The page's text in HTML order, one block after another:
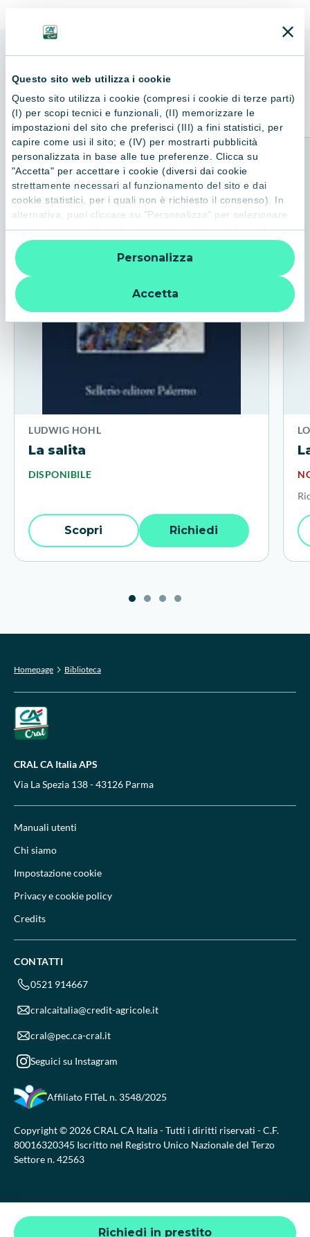
Questo sito web utilizza i cookie
Questo sito utilizza i cookie (compresi i cookie di terze parti)
(I) per scopi tecnici e funzionali, (II) memorizzare le
impostazioni del sito che preferisci (III) a fini statistici, per
capire come usi il sito; e (IV) per mostrarti pubblicità
personalizzata in base alle tue preferenze. Clicca su
"Accetta" per accettare i cookie (diversi dai cookie
strettamente necessari al funzionamento del sito e dai
cookie statistici, per i quali non è richiesto il consenso). In
alternativa, puoi cliccare su "Personalizza" per selezionare
le categorie di cookie che desideri accettare. Cliccando sulla
“X” le impostazioni predefinite vengono lasciate invariate e
quindi la navigazione può continuare senza cookie o altri
strumenti di tracciamento diversi da quelli tecnici. Per
ulteriori informazioni:
informativa privacy
Accetta
Personalizza
Richiedi in prestito
Consigliati per te
LUDWIG HOHL
La salita
DISPONIBILE
Scopri Richiedi
Homepage Biblioteca
CRAL CA Italia APS
Via La Spezia 138 - 43126 Parma
Manuali utenti
Chi siamo
Impostazione cookie
Privacy e cookie policy
Credits
CONTATTI
0521 914667
cralcaitalia@credit-agricole.it
cral@pec.ca-cral.it
Seguici su Instagram
Affiliato FITeL n. 3548/2025
Copyright © 2026 CRAL CA Italia - Tutti i diritti riservati - C.F.
80016320345 Iscritto nel Registro Unico Nazionale del Terzo
Settore n. 42563